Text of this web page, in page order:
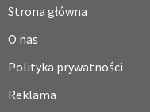
Strona główna
O nas
Polityka prywatności
Reklama